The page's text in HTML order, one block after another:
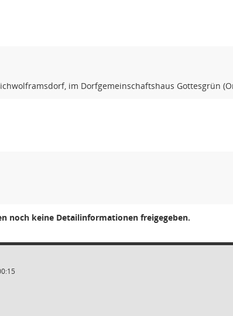
im Dorfgemeinschaftshaus Gottesgrün
noch keine Detailinformationen freigegeben.